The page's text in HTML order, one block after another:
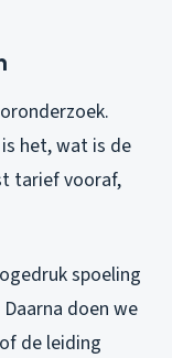
het, wat is de
tarief vooraf,
spoeling
doen we
de leiding